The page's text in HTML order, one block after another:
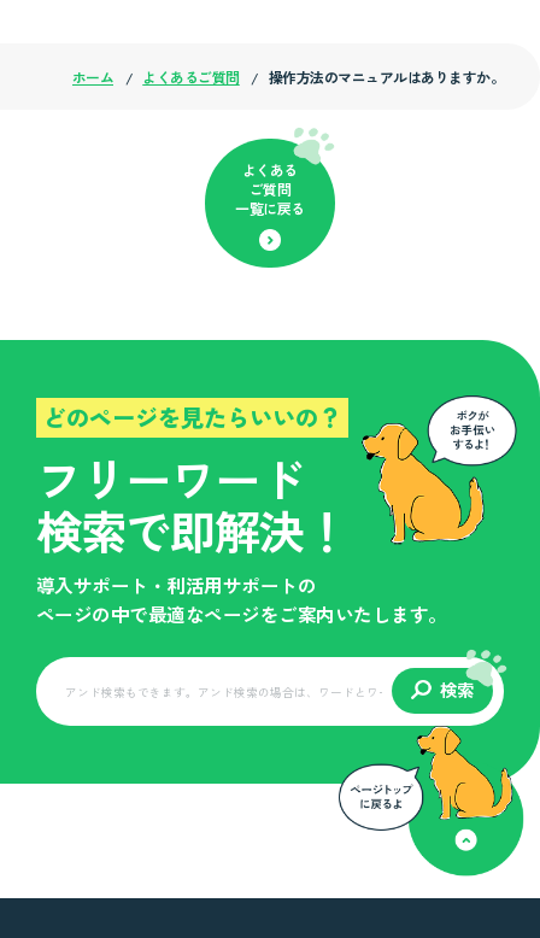
ホーム よくあるご質問 操作方法のマニュアルはありますか。
よくある
ご質問
一覧に戻る
どのページを見たらいいの？
フリーワード
検索で即解決！
導入サポート・利活用サポートの
ページの中で最適なページをご案内いたします。
検索